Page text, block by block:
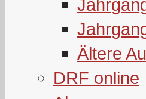
Ältere
DRF online